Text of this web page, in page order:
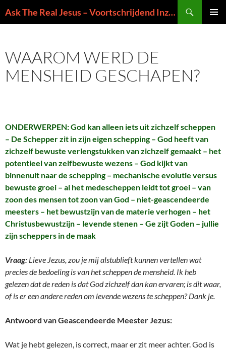
naar
Ask The Real Jesus – Voortschrijdend Inzicht in de Zin van het Leven
WAAROM WERD DE
MENSHEID GESCHAPEN?
ONDERWERPEN: God kan alleen iets uit zichzelf scheppen
– De Schepper zit in zijn eigen schepping – God heeft van
zichzelf bewuste verlengstukken van zichzelf gemaakt – het
potentieel van zelfbewuste wezens – God kijkt van
binnenuit naar de schepping – mechanische evolutie versus
bewuste groei – al het medescheppen leidt tot groei – van
zoon des mensen tot zoon van God – niet-geascendeerde
meesters – het bewustzijn van de materie verhogen – het
Christusbewustzijn – levende stenen – Ge zijt Goden – jullie
zijn scheppers in de maak
Vraag: Lieve Jezus, zou je mij alstublieft kunnen vertellen wat
precies de bedoeling is van hetscheppende mensheid. Ik heb
gelezen dat de reden is dat God zichzelf dan kan ervaren; is dit waar,
of is er een andere reden om levende wezens te scheppen? Dank je.
Antwoord van Geascendeerde Meester Jezus:
Wat je hebt gelezen, is correct, maar er zit meer achter. God is